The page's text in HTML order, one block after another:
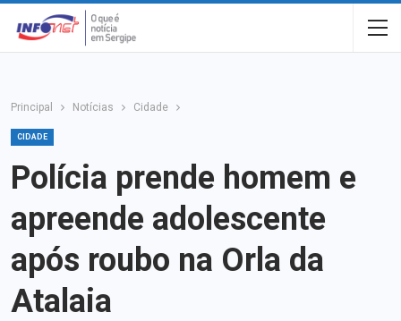
Principal Notícias Cidade
CIDADE
Polícia prende homem e
apreende adolescente
após roubo na Orla da
Atalaia